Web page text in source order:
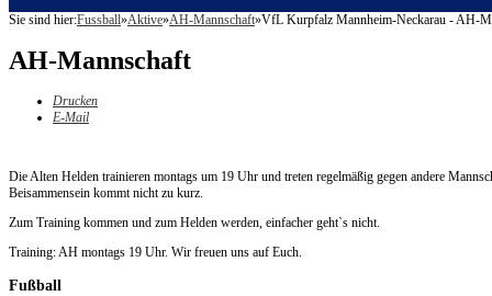
Sie sind hier:Fussball»Aktive»AH-Mannschaft»VfL Kurpfalz Mannheim-Neckarau - AH-
AH-Mannschaft
Drucken
E-Mail
Die Alten Helden trainieren montags um 19 Uhr und treten regelmäßig gegen andere
Beisammensein kommt nicht zu kurz.
Zum Training kommen und zum Helden werden, einfacher geht`s nicht.
Training: AH montags 19 Uhr. Wir freuen uns auf Euch.
Fußball